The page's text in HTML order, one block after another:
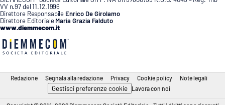
VV n.97 del 11.12.1996
Direttore Responsabile Enrico De Girolamo
Direttore Editoriale Maria Grazia Falduto
www.diemmecom.it
Redazione Segnala alla redazione Privacy Cookie policy Note legali
Gestisci preferenze cookie Lavora con noi